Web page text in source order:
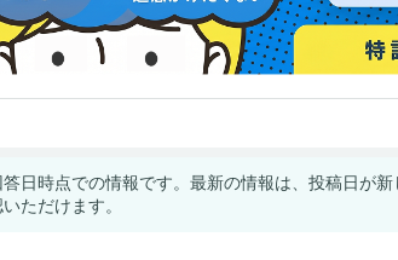
日時点での情報です。最新の情報は、投稿日が
ただけます。